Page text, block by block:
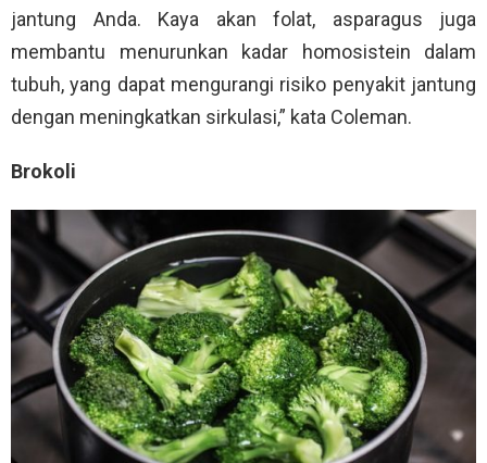
jantung Anda. Kaya akan folat, asparagus juga
membantu menurunkan kadar homosistein dalam
tubuh, yang dapat mengurangi risiko penyakit jantung
dengan meningkatkan sirkulasi,” kata Coleman.
Brokoli